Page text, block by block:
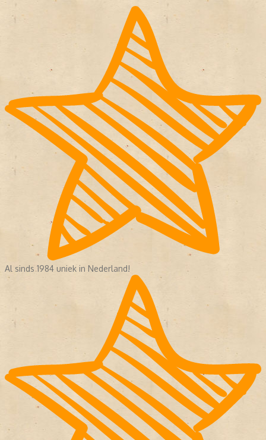
Al sinds 1984 uniek in Nederland!